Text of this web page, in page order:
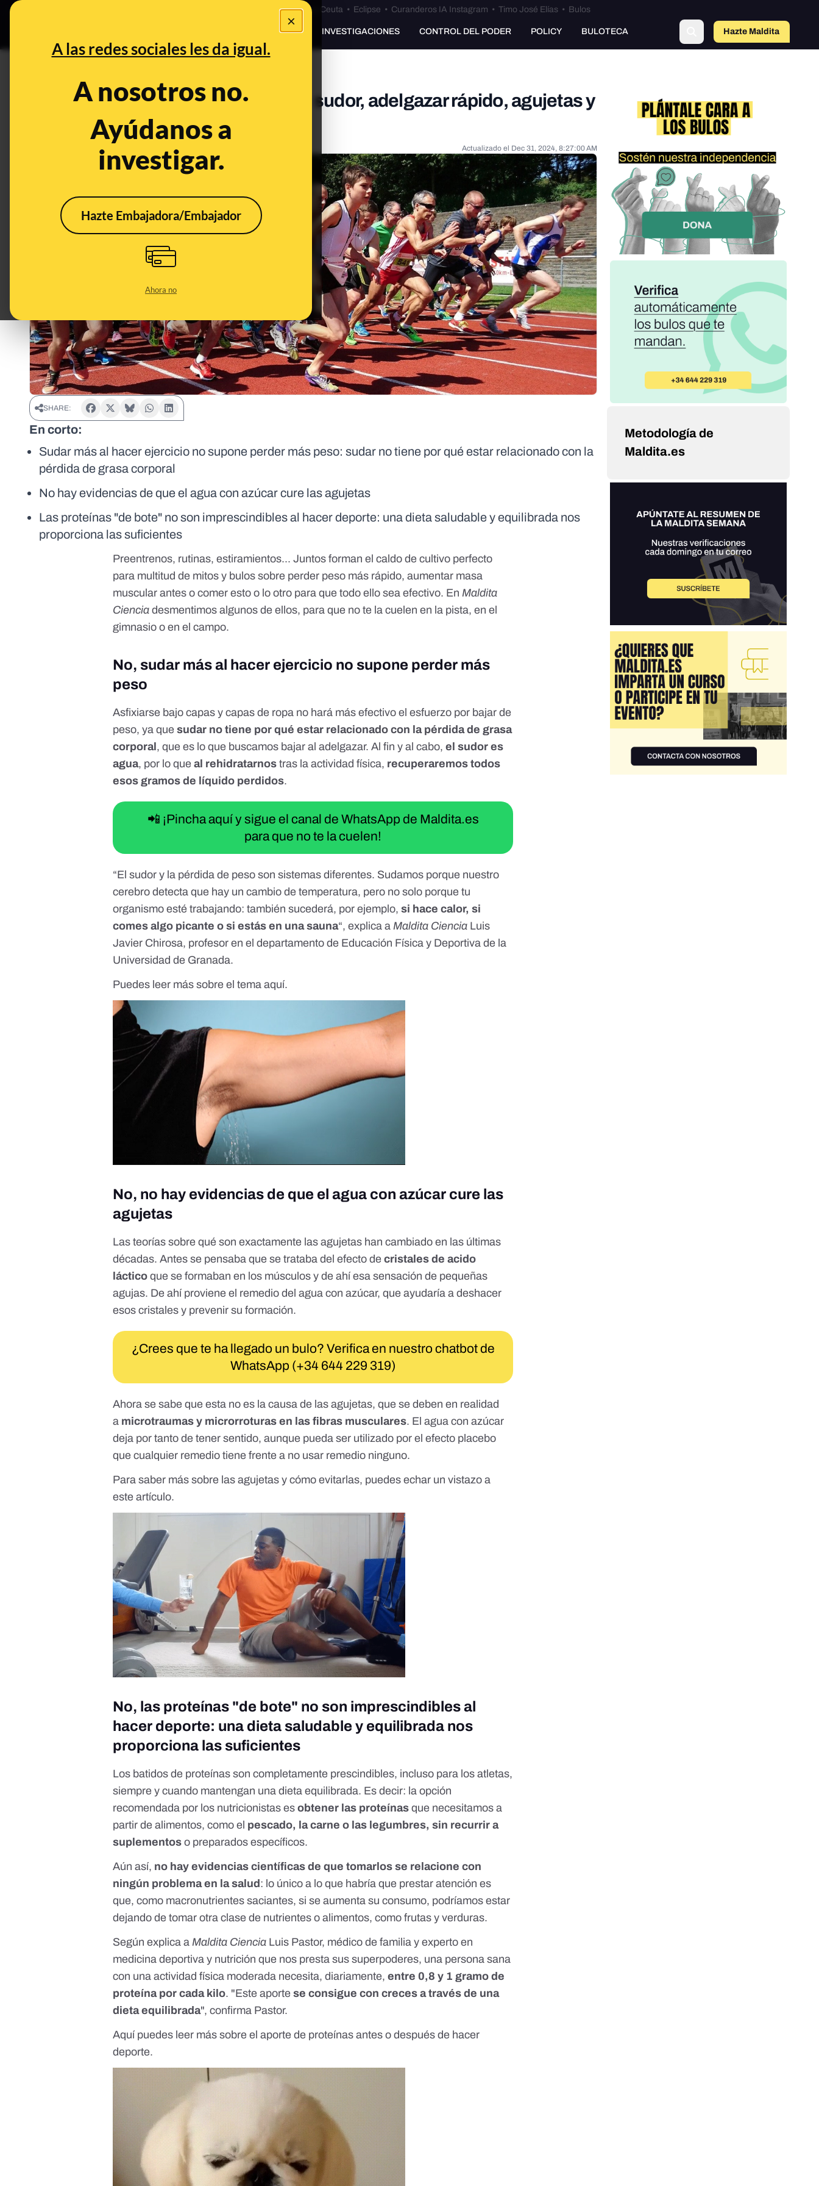
×
A las redes sociales les da igual.
A nosotros no.
Ayúdanos a
investigar.
Hazte Embajadora/Embajador
Ahora no
Especial Ceuta•Bulos Ceuta • Eclipse • Curanderos IA Instagram • Timo José Elías • Bulos
PREBUNKING INVESTIGACIONES CONTROL DEL PODER POLICY BULOTECA Hazte Maldita
Mitos y bulos sobre hacer deporte: sudor, adelgazar rápido, agujetas y
proteínas "de bote"
May 16, 2020, 4:25:00 PM Actualizado el Dec 31, 2024, 8:27:00 AM
SHARE:
En corto:
Sudar más al hacer ejercicio no supone perder más peso: sudar no tiene por qué estar relacionado con la
pérdida de grasa corporal
No hay evidencias de que el agua con azúcar cure las agujetas
Las proteínas "de bote" no son imprescindibles al hacer deporte: una dieta saludable y equilibrada nos
proporciona las suficientes
Preentrenos, rutinas, estiramientos... Juntos forman el caldo de cultivo perfecto
para multitud de mitos y bulos sobre perder peso más rápido, aumentar masa
muscular antes o comer esto o lo otro para que todo ello sea efectivo. En Maldita
Ciencia desmentimos algunos de ellos, para que no te la cuelen en la pista, en el
gimnasio o en el campo.
No, sudar más al hacer ejercicio no supone perder más
peso
Asfixiarse bajo capas y capas de ropa no hará más efectivo el esfuerzo por bajar de
peso, ya quesudar no tiene por qué estar relacionado con la pérdida de grasa
corporal, que es lo que buscamos bajar al adelgazar. Al fin y al cabo,el sudor es
agua, por lo queal rehidratarnos tras la actividad física, recuperaremos todos
esos gramos de líquido perdidos.
📲 ¡Pincha aquí y sigue el canal de WhatsApp de Maldita.es
para que no te la cuelen!
“El sudor y la pérdida de peso son sistemas diferentes. Sudamos porque nuestro
cerebro detecta que hay un cambio de temperatura, pero no solo porque tu
organismo esté trabajando: también sucederá, por ejemplo,si hace calor, si
comes algo picante o si estás en una sauna“, explica a Maldita Ciencia Luis
Javier Chirosa, profesor en el departamento de Educación Física y Deportiva de la
Universidad de Granada.
Puedes leer más sobre el temaaquí.
No, no hay evidencias de que el agua con azúcar cure las
agujetas
Las teorías sobre qué son exactamente las agujetas han cambiado en las últimas
décadas. Antes se pensaba que se trataba del efecto decristales de acido
láctico que se formaban en los músculos y de ahí esa sensación de pequeñas
agujas. De ahí proviene el remedio del agua con azúcar, que ayudaría a deshacer
esos cristales y prevenir su formación.
¿Crees que te ha llegado un bulo? Verifica en nuestro chatbot de
WhatsApp (+34 644 229 319)
Ahora se sabe queesta no es la causa de las agujetas, que se deben en realidad
a microtraumas y microrroturas en las fibras musculares. El agua con azúcar
deja por tanto de tener sentido, aunque pueda ser utilizado por el efecto placebo
que cualquier remedio tiene frente a no usar remedio ninguno.
Para saber más sobre las agujetas y cómo evitarlas, puedes echar un vistazo a
este artículo.
No, las proteínas "de bote" no son imprescindibles al
hacer deporte: una dieta saludable y equilibrada nos
proporciona las suficientes
Los batidos de proteínas son completamente prescindibles, incluso para los atletas,
siempre y cuando mantengan una dieta equilibrada. Es decir: la opción
recomendada por los nutricionistas esobtener las proteínas que necesitamos a
partir de alimentos, como el pescado, la carne o las legumbres, sin recurrir a
suplementos o preparados específicos.
Aún así, no hay evidencias científicas de que tomarlos se relacione con
ningún problema en la salud: lo único a lo que habría que prestar atención es
que, como macronutrientes saciantes, si se aumenta su consumo, podríamos estar
dejando de tomar otra clase de nutrientes o alimentos, como frutas y verduras.
Según explica a Maldita Ciencia Luis Pastor, médico de familia y experto en
medicina deportiva y nutrición que nos presta sus superpoderes, una persona sana
con una actividad física moderada necesita, diariamente,entre 0,8 y 1 gramo de
proteína por cada kilo. "Este aportese consigue con creces a través de una
dieta equilibrada", confirma Pastor.
Aquí puedes leer más sobre el aporte de proteínas antes o después de hacer
deporte.
Metodología de
Maldita.es